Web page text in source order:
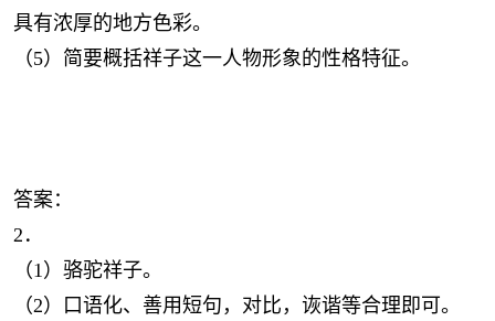
具有浓厚的地方色彩。
（5）简要概括祥子这一人物形象的性格特征。
答案：
2．
（1）骆驼祥子。
（2）口语化、善用短句，对比，诙谐等合理即可。